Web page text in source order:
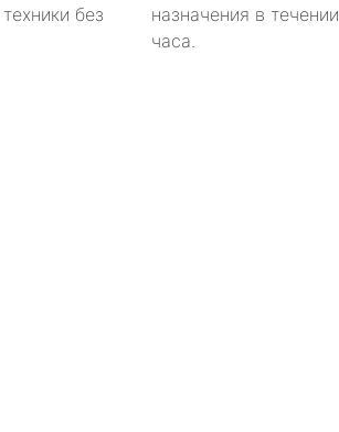
без
назначения в течении
часа.